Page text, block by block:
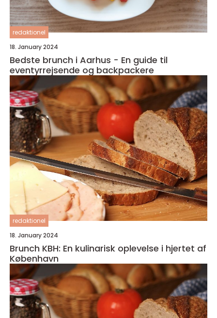
redaktionel
18. January 2024
Bedste brunch i Aarhus - En guide til
eventyrrejsende og backpackere
redaktionel
18. January 2024
Brunch KBH: En kulinarisk oplevelse i hjertet af
København